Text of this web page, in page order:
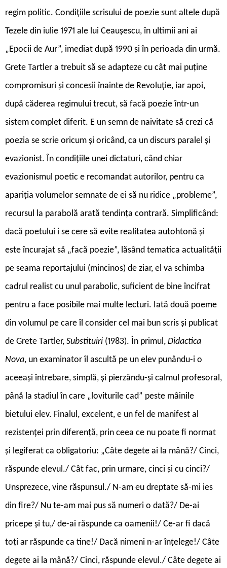
regim politic. Condițiile scrisului de poezie sunt altele după
Tezele din iulie 1971 ale lui Ceaușescu, în ultimii ani ai
„Epocii de Aur”, imediat după 1990 și în perioada din urmă.
Grete Tartler a trebuit să se adapteze cu cât mai puține
compromisuri și concesii înainte de Revoluție, iar apoi,
după căderea regimului trecut, să facă poezie într-un
sistem complet diferit. E un semn de naivitate să crezi că
poezia se scrie oricum și oricând, ca un discurs paralel și
evazionist. În condițiile unei dictaturi, când chiar
evazionismul poetic e recomandat autorilor, pentru ca
apariția volumelor semnate de ei să nu ridice „probleme”,
recursul la parabolă arată tendința contrară. Simplificând:
dacă poetului i se cere să evite realitatea autohtonă și
este încurajat să „facă poezie”, lăsând tematica actualității
pe seama reportajului (mincinos) de ziar, el va schimba
cadrul realist cu unul parabolic, suficient de bine încifrat
pentru a face posibile mai multe lecturi. Iată două poeme
din volumul pe care îl consider cel mai bun scris și publicat
de Grete Tartler, Substituiri (1983). În primul, Didactica
Nova, un examinator îl ascultă pe un elev punându-i o
aceeași întrebare, simplă, și pierzându-și calmul profesoral,
până la stadiul în care „loviturile cad” peste mâinile
bietului elev. Finalul, excelent, e un fel de manifest al
rezistenței prin diferență, prin ceea ce nu poate fi normat
și legiferat ca obligatoriu: „Câte degete ai la mână?/ Cinci,
răspunde elevul./ Cât fac, prin urmare, cinci și cu cinci?/
Unsprezece, vine răspunsul./ N-am eu dreptate să-mi ies
din fire?/ Nu te-am mai pus să numeri o dată?/ De-ai
pricepe și tu,/ de-ai răspunde ca oamenii!/ Ce-ar fi dacă
toți ar răspunde ca tine!/ Dacă nimeni n-ar înțelege!/ Câte
degete ai la mână?/ Cinci, răspunde elevul./ Câte degete ai